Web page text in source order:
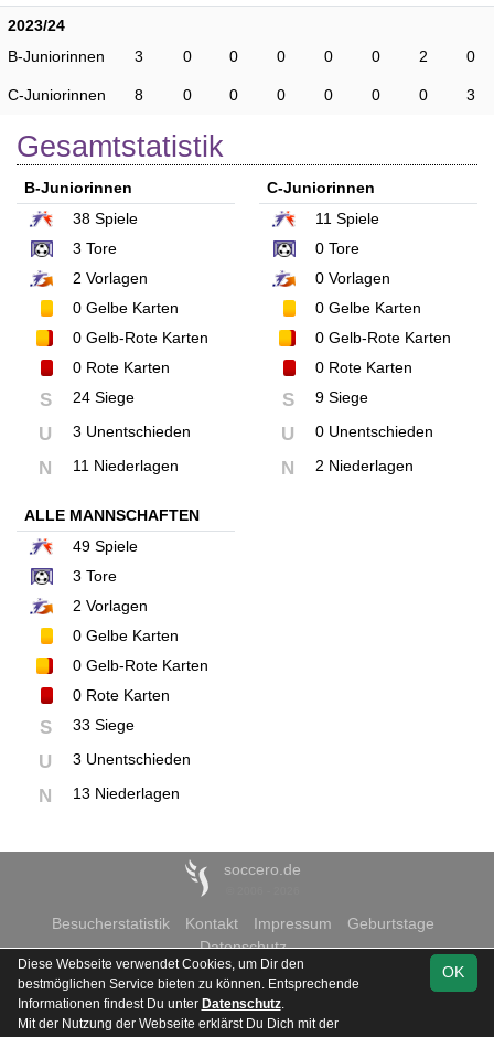
Team Verbandsstaffel Spielplan
2023/24
B-Juniorinnen
3 0 0 0 0 0 2 0
C-Juniorinnen 8 0 0 0 0 0 0 3
Gesamtstatistik
B-Juniorinnen
38 Spiele
3 Tore
2 Vorlagen
0 Gelbe Karten
0 Gelb-Rote Karten
0 Rote Karten
S 24 Siege
U 3 Unentschieden
N 11 Niederlagen
C-Juniorinnen
11 Spiele
0Tore
0Vorlagen
0Gelbe Karten
0Gelb-Rote Karten
0Rote Karten
S 9 Siege
U 0 Unentschieden
N 2 Niederlagen
ALLE MANNSCHAFTEN
49 Spiele
3 Tore
2 Vorlagen
0 Gelbe Karten
0 Gelb-Rote Karten
0 Rote Karten
S 33 Siege
U 3 Unentschieden
N 13 Niederlagen
soccero.de
Besucherstatistik Kontakt Impressum
Geburtstage
Datenschutz
OK
Diese Webseite verwendet Cookies, um Dir den
bestmöglichen Service bieten zu können. Entsprechende
Informationen findest Du unter Datenschutz.
Mit der Nutzung der Webseite erklärst Du Dich mit der